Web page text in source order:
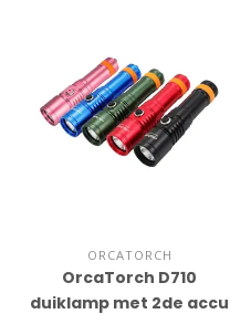
ORCATORCH
OrcaTorch D710
duiklamp met 2de accu